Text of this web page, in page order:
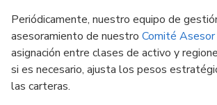
Periódicamente, nuestro equipo de
asesoramiento de nuestro Comité Asesor
asignación entre clases de activo y
si es necesario, ajusta los pesos
las carteras.